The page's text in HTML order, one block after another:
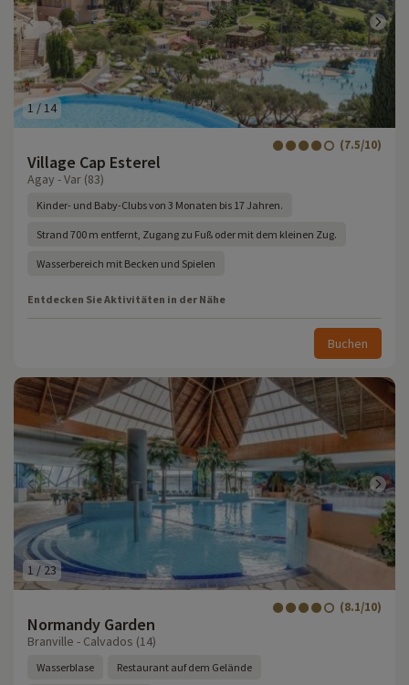
1 /14
Village Cap Esterel
(7.5/10)
Agay - Var (83)
Kinder- und Baby-Clubs von 3 Monaten bis 17 Jahren.
Strand 700 m entfernt, Zugang zu Fuß oder mit dem kleinen Zug.
Wasserbereich mit Becken und Spielen
Entdecken Sie Aktivitäten in der Nähe
Buchen
1 / 23
Normandy Garden
(8.1/10)
Branville - Calvados (14)
Wasserblase Restaurant auf dem Gelände